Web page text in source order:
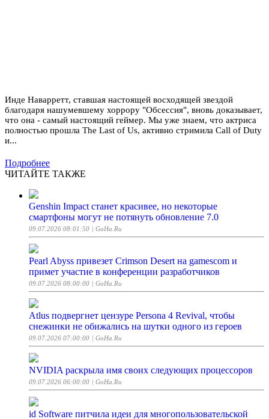
Инде Наварретт, ставшая настоящей восходящей звездой
благодаря нашумевшему хоррору "Обсессия", вновь доказывает,
что она - самый настоящий геймер. Мы уже знаем, что актриса
полностью прошла The Last of Us, активно стримила Call of Duty
и...
Подробнее
ЧИТАЙТЕ ТАКЖЕ
Genshin Impact станет красивее, но некоторые
смартфоны могут не потянуть обновление 7.0
09.07.2026 08:01:50 | GoHa.Ru
Pearl Abyss привезет Crimson Desert на gamescom и
примет участие в конференции разработчиков
09.07.2026 08:00:00 | GoHa.Ru
Atlus подвергнет цензуре Persona 4 Revival, чтобы
снежинки не обижались на шутки одного из героев
09.07.2026 07:00:00 | GoHa.Ru
NVIDIA раскрыла имя своих следующих процессоров
09.07.2026 06:00:00 | GoHa.Ru
id Software питчила идеи для многопользовательской